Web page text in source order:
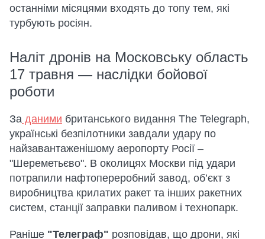
останніми місяцями входять до топу тем, які
турбують росіян.
Наліт дронів на Московську область
17 травня — наслідки бойової
роботи
За даними британського видання The Telegraph,
українські безпілотники завдали удару по
найзавантаженішому аеропорту Росії –
"Шереметьєво". В околицях Москви під удари
потрапили нафтопереробний завод, об’єкт з
виробництва крилатих ракет та інших ракетних
систем, станції заправки паливом і технопарк.
Раніше "Телеграф" розповідав, що дрони, які